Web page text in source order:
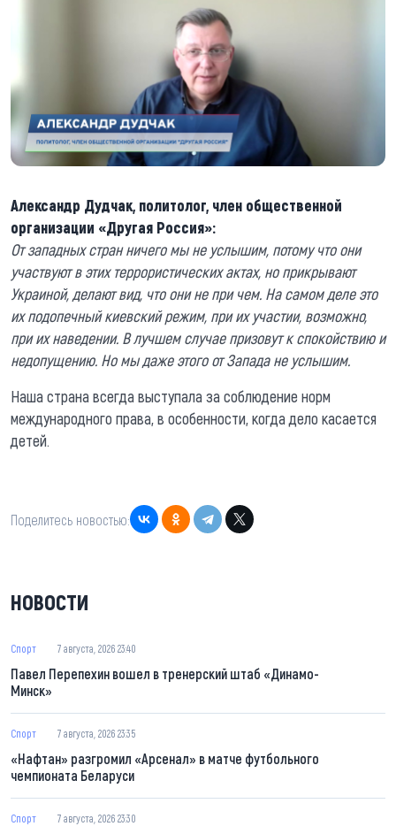
Александр Дудчак, политолог, член общественной
организации «Другая Россия»:
От западных стран ничего мы не услышим, потому что они
участвуют в этих террористических актах, но прикрывают
Украиной, делают вид, что они не при чем. На самом деле это
их подопечный киевский режим, при их участии, возможно,
при их наведении. В лучшем случае призовут к спокойствию и
недопущению. Но мы даже этого от Запада не услышим.
Наша страна всегда выступала за соблюдение норм
международного права, в особенности, когда дело касается
детей.
Поделитесь новостью:
НОВОСТИ
Спорт 7 августа, 2026 23:40
Павел Перепехин вошел в тренерский штаб «Динамо-
Минск»
Спорт 7 августа, 2026 23:35
«Нафтан» разгромил «Арсенал» в матче футбольного
чемпионата Беларуси
Спорт 7 августа, 2026 23:30